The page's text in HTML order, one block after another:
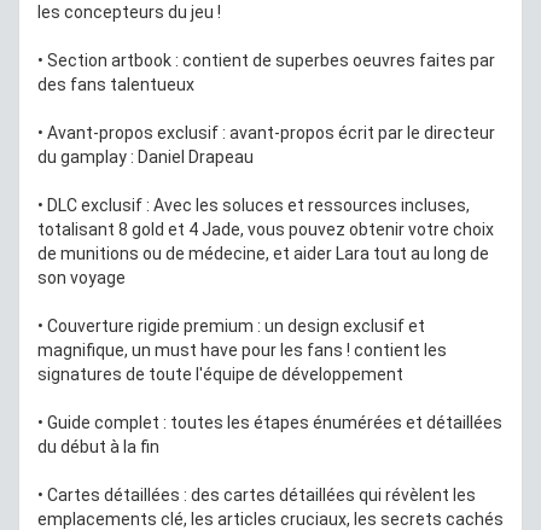
les concepteurs du jeu !
• Section artbook : contient de superbes oeuvres faites par
des fans talentueux
• Avant-propos exclusif : avant-propos écrit par le directeur
du gamplay : Daniel Drapeau
• DLC exclusif : Avec les soluces et ressources incluses,
totalisant 8 gold et 4 Jade, vous pouvez obtenir votre choix
de munitions ou de médecine, et aider Lara tout au long de
son voyage
• Couverture rigide premium : un design exclusif et
magnifique, un must have pour les fans ! contient les
signatures de toute l'équipe de développement
• Guide complet : toutes les étapes énumérées et détaillées
du début à la fin
• Cartes détaillées : des cartes détaillées qui révèlent les
emplacements clé, les articles cruciaux, les secrets cachés